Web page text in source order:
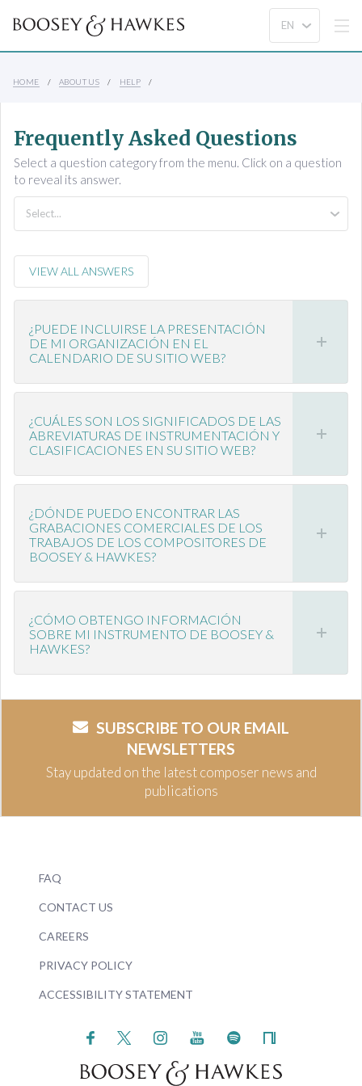
HOME ABOUT US HELP
Frequently Asked Questions
Select a question category from the menu. Click on a question
to reveal its answer.
VIEW ALL ANSWERS
¿PUEDE INCLUIRSE LA PRESENTACIÓN
DE MI ORGANIZACIÓN EN EL
CALENDARIO DE SU SITIO WEB?
¿CUÁLES SON LOS SIGNIFICADOS DE LAS
ABREVIATURAS DE INSTRUMENTACIÓN Y
CLASIFICACIONES EN SU SITIO WEB?
¿DÓNDE PUEDO ENCONTRAR LAS
GRABACIONES COMERCIALES DE LOS
TRABAJOS DE LOS COMPOSITORES DE
BOOSEY & HAWKES?
¿CÓMO OBTENGO INFORMACIÓN
SOBRE MI INSTRUMENTO DE BOOSEY &
HAWKES?
SUBSCRIBE TO OUR EMAIL
NEWSLETTERS
Stay updated on the latest composer news and
publications
FAQ
CONTACT US
CAREERS
PRIVACY POLICY
ACCESSIBILITY STATEMENT